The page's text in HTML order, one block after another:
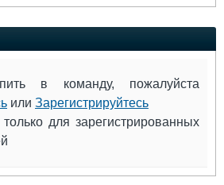
в команду, пожалуйста
или Зарегистрируйтесь
для зарегистрированных